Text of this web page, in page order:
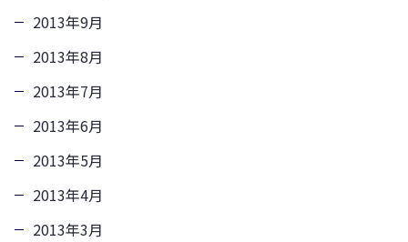
2013年9月
2013年8月
2013年7月
2013年6月
2013年5月
2013年4月
2013年3月